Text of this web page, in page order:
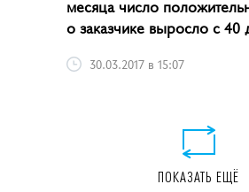
месяца число
о заказчике выросло с 40
30.03.2017 в 15:07
ПОКАЗАТЬ ЕЩЁ